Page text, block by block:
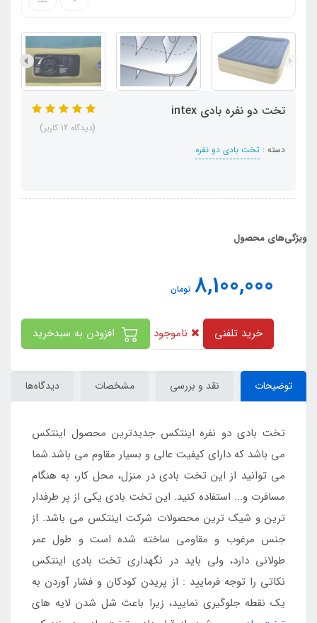
تخت دو نفره بادی intex
دسته : تخت بادی دو نفره
(دیدگاه 12 کاربر)
ویژگی‌های محصول
8,100,000 تومان
خرید تلفنی ناموجود
توضیحات نقد و بررسی مشخصات دیدگاه‌ها
تخت بادی دو نفره اینتکس جدیدترین محصول اینتکس
می باشد که دارای کیفیت عالی و بسیار مقاوم می باشد.شما
می توانید از این تخت بادی در منزل، محل کار، به هنگام
مسافرت و... استفاده کنید. این تخت بادی یکی از پر طرفدار
ترین و شیک ترین محصولات شرکت اینتکس می باشد. از
جنس مرغوب و مقاومی ساخته شده است و طول عمر
طولانی دارد، ولی باید در نگهداری تخت بادی اینتکس
نکاتی را توجه فرمایید : از پریدن کودکان و فشار آوردن به
یک نقطه جلوگیری نمایید، زیرا باعث شل شدن لایه های